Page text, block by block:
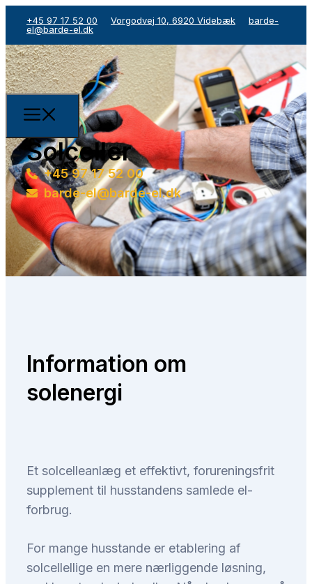
+45 97 17 52 00 Vorgodvej 10, 6920 Videbæk
barde-
el@barde-el.dk
Solceller
+45 97 17 52 00
barde-el@barde-el.dk
Information om
solenergi
Et solcelleanlæg et effektivt, forureningsfrit
supplement til husstandens samlede el-
forbrug.
For mange husstande er etablering af
solcellellige en mere nærliggende løsning,